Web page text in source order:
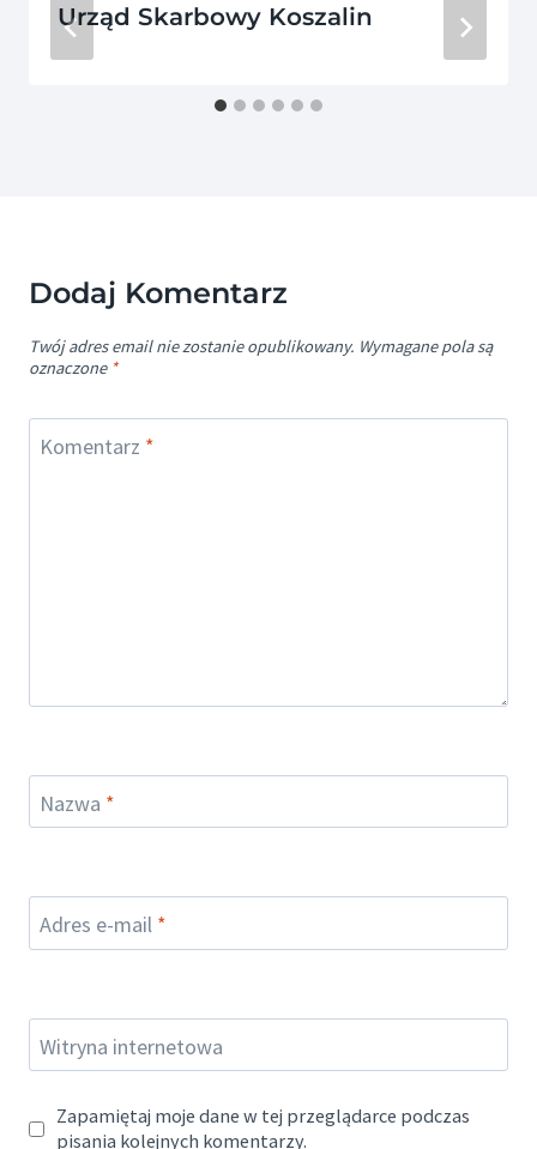
Urząd Skarbowy Koszalin
Dodaj Komentarz
Twój adres email nie zostanie opublikowany. Wymagane pola są
oznaczone *
Komentarz *
Nazwa *
Adres e-mail *
Witryna internetowa
Zapamiętaj moje dane w tej przeglądarce podczas
pisania kolejnych komentarzy.